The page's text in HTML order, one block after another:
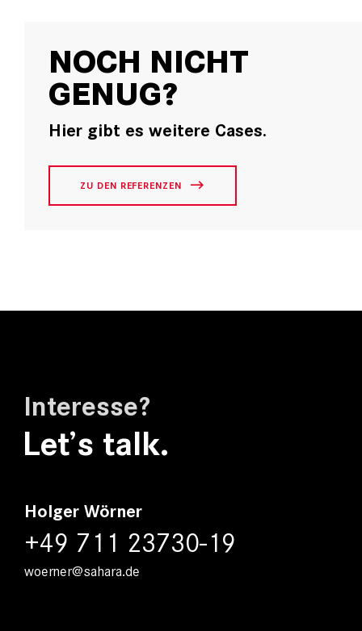
NOCH NICHT
GENUG?
Hier gibt es weitere Cases.
ZU DEN REFERENZEN
Interesse?
Let’s talk.
Holger Wörner
+49 711 23730-19
woerner@sahara.de